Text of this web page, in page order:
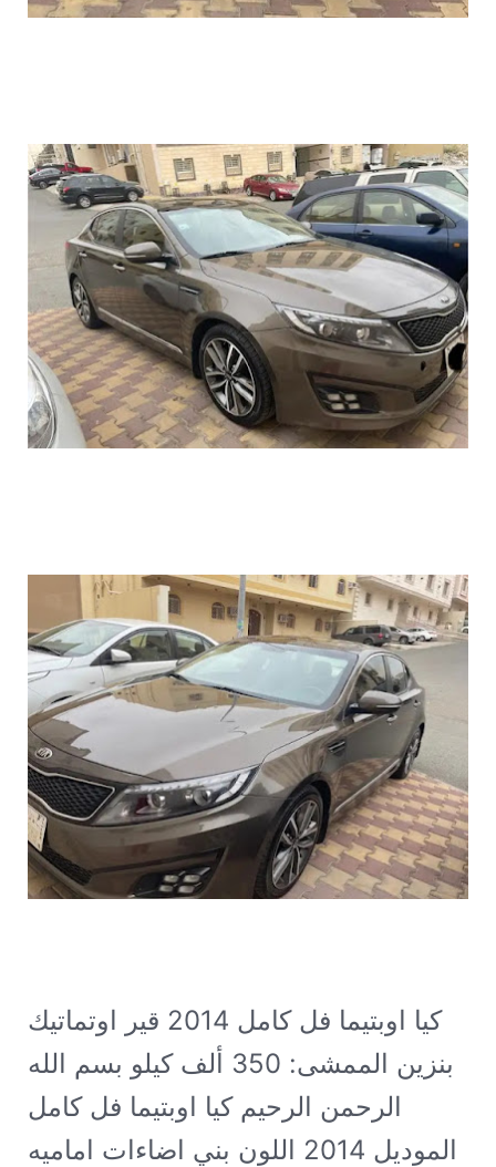
كيا اوبتيما فل كامل 2014 قير اوتماتيك
بنزين الممشى: 350 ألف كيلو
بسم الله
الرحمن الرحيم كيا اوبتيما فل كامل
الموديل 2014 اللون بني اضاءات اماميه